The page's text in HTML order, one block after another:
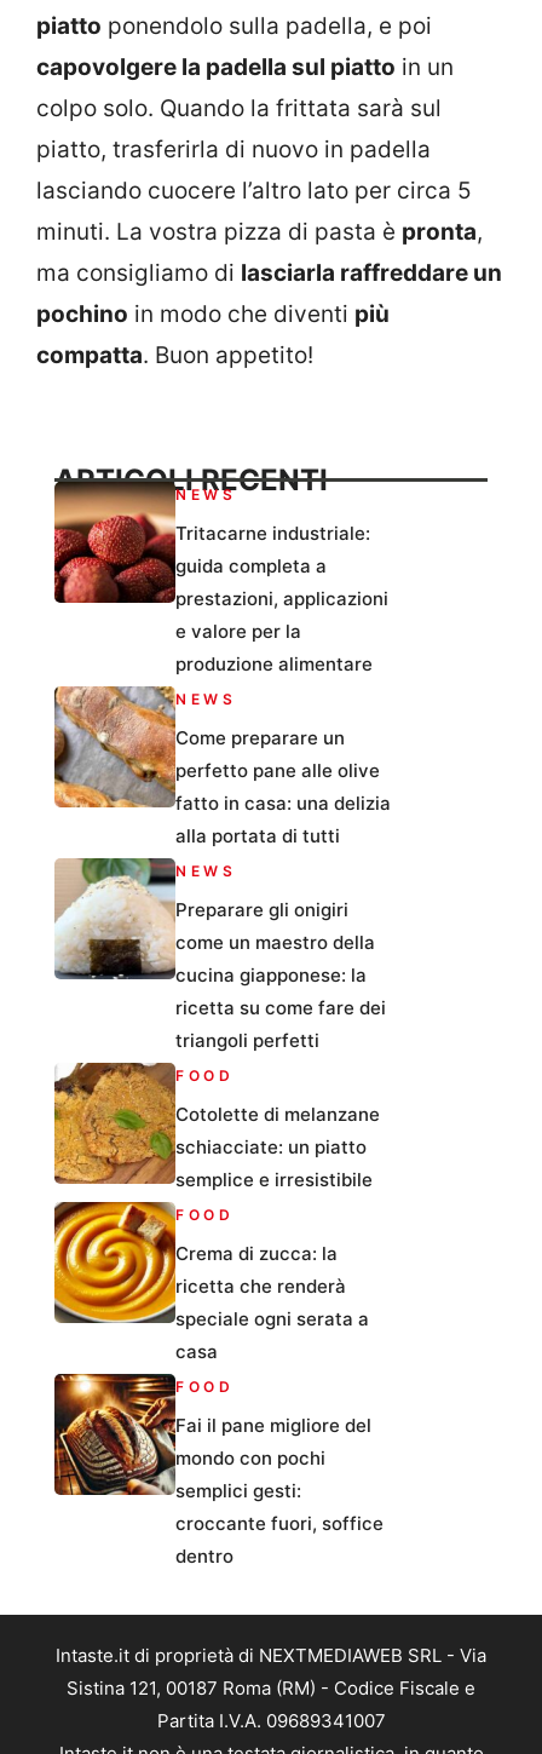
piatto ponendolo sulla padella, e poi
capovolgere la padella sul piatto in un
colpo solo. Quando la frittata sarà sul
piatto, trasferirla di nuovo in padella
lasciando cuocere l’altro lato per circa 5
minuti. La vostra pizza di pasta è pronta,
ma consigliamo di lasciarla raffreddare un
pochino in modo che diventi più
compatta. Buon appetito!
ARTICOLI RECENTI
NEWS
Tritacarne industriale:
guida completa a
prestazioni, applicazioni
e valore per la
produzione alimentare
NEWS
Come preparare un
perfetto pane alle olive
fatto in casa: una delizia
alla portata di tutti
NEWS
Preparare gli onigiri
come un maestro della
cucina giapponese: la
ricetta su come fare dei
triangoli perfetti
FOOD
Cotolette di melanzane
schiacciate: un piatto
semplice e irresistibile
FOOD
Crema di zucca: la
ricetta che renderà
speciale ogni serata a
casa
FOOD
Fai il pane migliore del
mondo con pochi
semplici gesti:
croccante fuori, soffice
dentro
Intaste.it di proprietà di NEXTMEDIAWEB SRL - Via
Sistina 121, 00187 Roma (RM) - Codice Fiscale e
Partita I.V.A. 09689341007